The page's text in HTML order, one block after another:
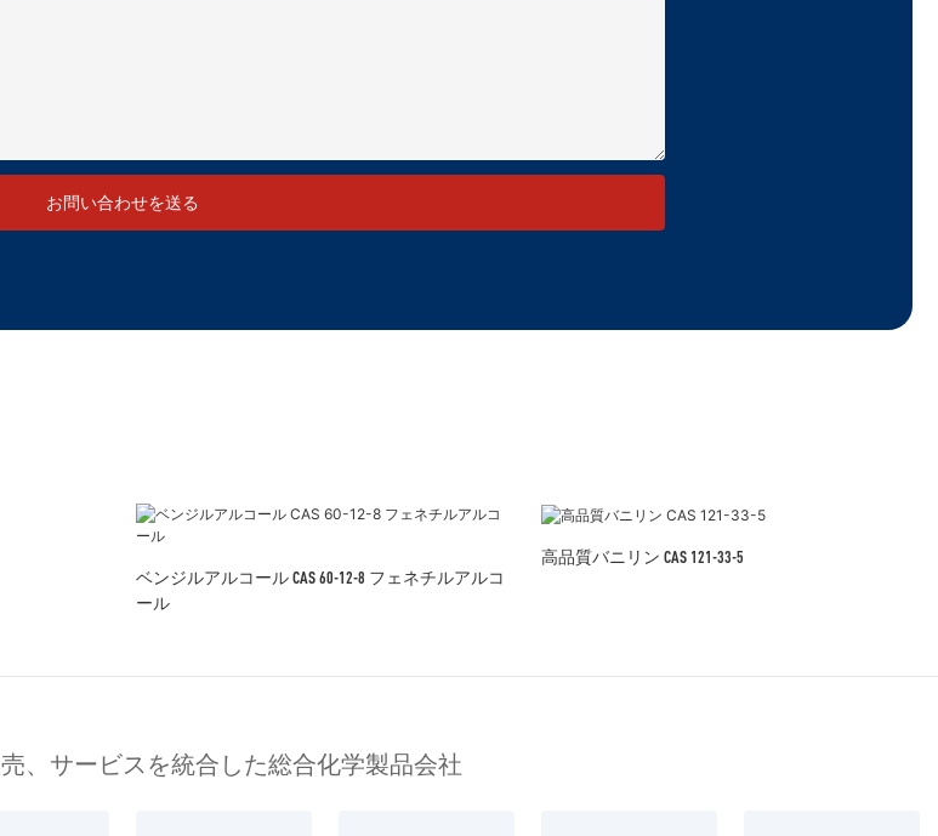
お問い合わせを送る
ベンジルアルコール CAS 60-12-8 フェネチルアルコ
ール
高品質バニリン CAS 121-33-5
、サービスを統合した総合化学製品会社